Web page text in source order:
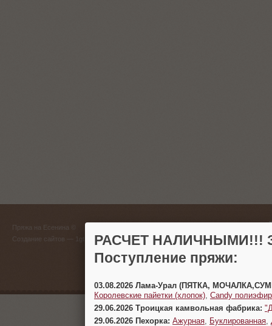
Пряжа на Есенина ©
Создание сайтов
(383)
г.
РАСЧЕТ НАЛИЧНЫМИ!!!
Поступление пряжи:
03.08.2026 Лама-Урал (ПЯТКА,
Королевские пайетки (хлопок) Candy
29.06.2026 Троицкая камвольная фабрика:
29.06.2026 Пехорка: Ажурная Буклированная